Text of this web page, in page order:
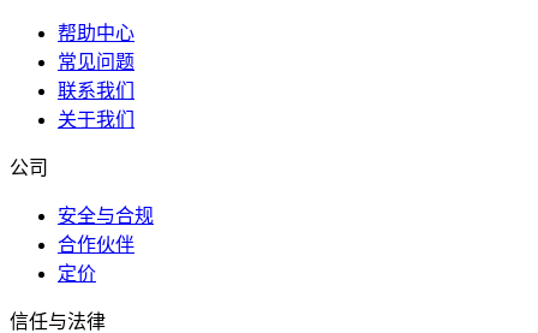
帮助中心
常见问题
联系我们
关于我们
公司
安全与合规
合作伙伴
定价
信任与法律